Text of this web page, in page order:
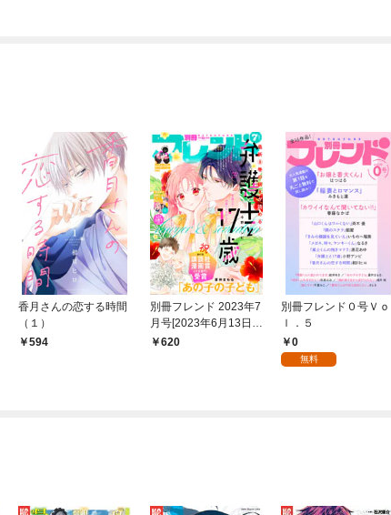
香月さんの恋する時間
（１）
594
別冊フレンド 2023年7
月号[2023年6月13日発
売]620
別冊フレンド０号Ｖｏ
ｌ．５
0
無料